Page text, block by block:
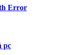
Error
pc